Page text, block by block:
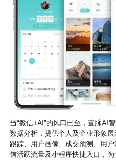
当“微信+AI”的风口已至，壹脉AI
数据分析，提供个人及企业形象
跟踪、用户画像、成交预测、用户
信活跃流量及小程序快捷入口 ，